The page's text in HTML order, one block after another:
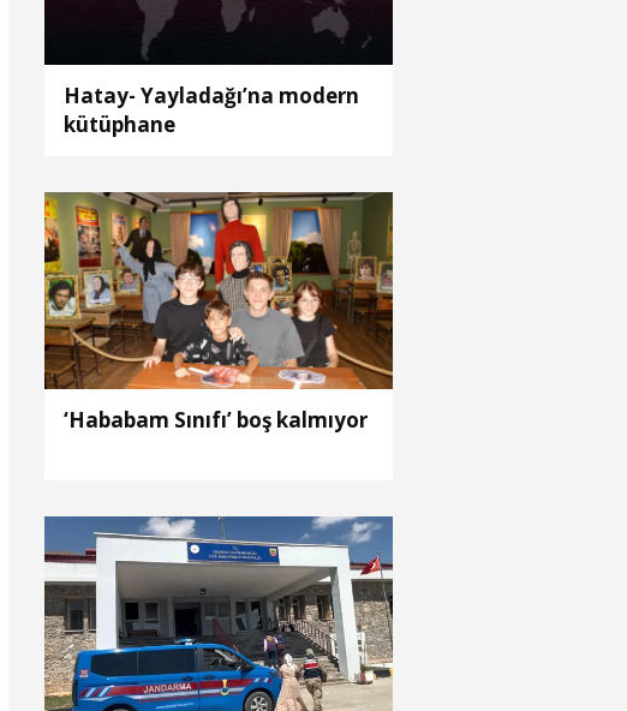
Hatay- Yayladağı’na modern
kütüphane
‘Hababam Sınıfı’ boş kalmıyor